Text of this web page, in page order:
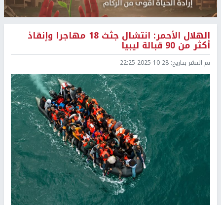
الهلال الأحمر: انتشال جثث 18 مهاجرا وإنقاذ
أكثر من 90 قبالة ليبيا
تم النشر بتاريخ: 2025-10-28 22:25